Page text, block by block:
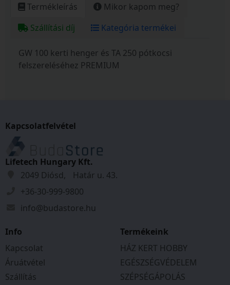
Termékleírás
Mikor kapom meg?
Szállítási díj
Kategória termékei
GW 100 kerti henger és TA 250 pótkocsi
felszereléséhez PREMIUM
Kapcsolatfelvétel
Lifetech Hungary Kft.
2049 Diósd, Határ u. 43.
+36-30-999-9800
info@budastore.hu
Info
Kapcsolat
Áruátvétel
Szállítás
Termékeink
HÁZ KERT HOBBY
EGÉSZSÉGVÉDELEM
SZÉPSÉGÁPOLÁS